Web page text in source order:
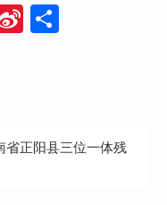
Sina分
省正阳县三位一体残